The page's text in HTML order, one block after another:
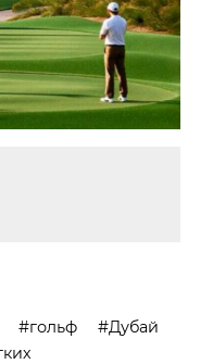
гольф
Дубай